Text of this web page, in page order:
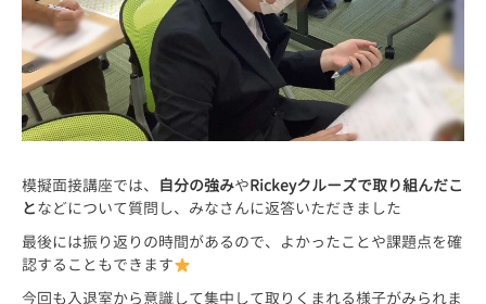
模擬面接講座では、 自分の強みやRickeyクルーズで取り組んだこ
となどについて質問し、みなさんに返答いただきました
最後には振り返りの時間があるので、よかったことや課題点を確
認することもできます
今回も入退室から意識して集中して取りくまれる様子がみられま